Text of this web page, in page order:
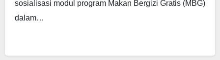
sosialisasi modul program Makan Bergizi Gratis (MBG)
dalam…